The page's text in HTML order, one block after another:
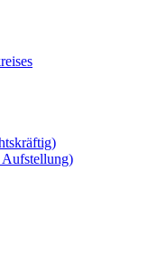
Aufstellung)